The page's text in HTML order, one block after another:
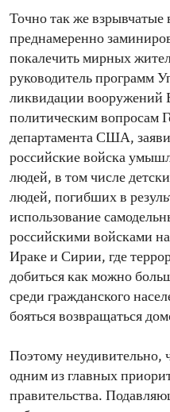
Точно так же взрывчатые
преднамеренно
покалечить мирных
руководитель программ
ликвидации вооружений
политическим вопросам
департамента США,
российские войска
людей, в том числе
людей, погибших в
использование
российскими войсками
Ираке и Сирии, где
добиться как можно
среди гражданского
бояться возвращаться
Поэтому неудивительно,
одним из главных
правительства.